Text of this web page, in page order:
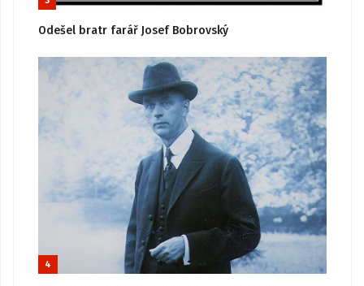
Odešel bratr farář Josef Bobrovský
4